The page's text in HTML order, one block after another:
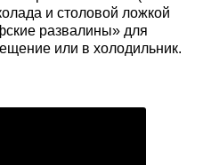
и столовой ложкой
развалины» для
или в холодильник.